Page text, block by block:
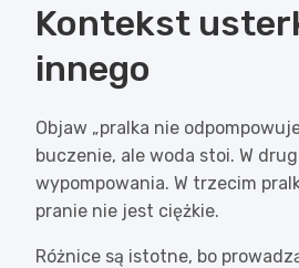
Kontekst
innego
Objaw „pralka nie
buczenie, ale woda stoi. W
wypompowania. W trzecim
pranie nie jest ciężkie.
Różnice są istotne, bo